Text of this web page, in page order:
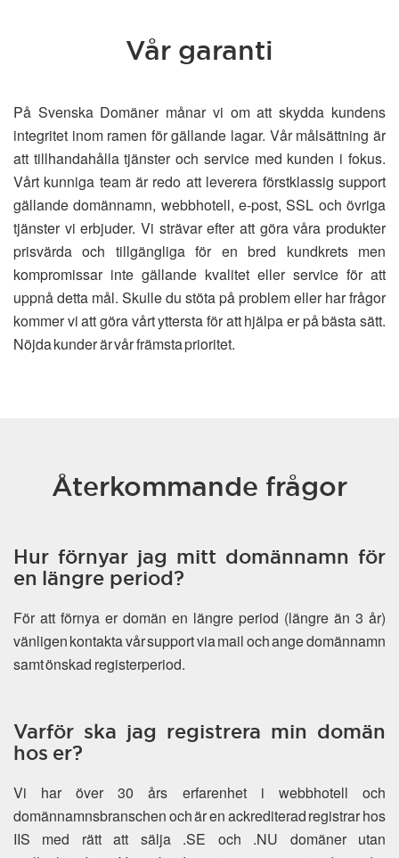
Vår garanti
På Svenska Domäner månar vi om att skydda kundens
integritet inom ramen för gällande lagar. Vår målsättning är
att tillhandahålla tjänster och service med kunden i fokus.
Vårt kunniga team är redo att leverera förstklassig support
gällande domännamn, webbhotell, e-post, SSL och övriga
tjänster vi erbjuder. Vi strävar efter att göra våra produkter
prisvärda och tillgängliga för en bred kundkrets men
kompromissar inte gällande kvalitet eller service för att
uppnå detta mål. Skulle du stöta på problem eller har frågor
kommer vi att göra vårt yttersta för att hjälpa er på bästa sätt.
Nöjda kunder är vår främsta prioritet.
Återkommande frågor
Hur förnyar jag mitt domännamn för
en längre period?
För att förnya er domän en längre period (längre än 3 år)
vänligen kontakta vår support via mail och ange domännamn
samt önskad registerperiod.
Varför ska jag registrera min domän
hos er?
Vi har över 30 års erfarenhet i webbhotell och
domännamnsbranschen och är en ackrediterad registrar hos
IIS med rätt att sälja .SE och .NU domäner utan